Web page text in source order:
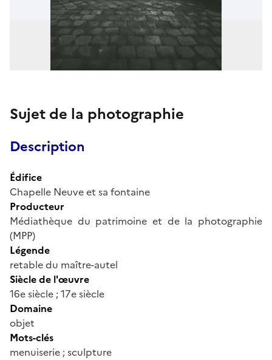
Sujet de la photographie
Description
Édifice
Chapelle Neuve et sa fontaine
Producteur
Médiathèque du patrimoine et de la photographie
(MPP)
Légende
retable du maître-autel
Siècle de l'œuvre
16e siècle ; 17e siècle
Domaine
objet
Mots-clés
menuiserie ; sculpture